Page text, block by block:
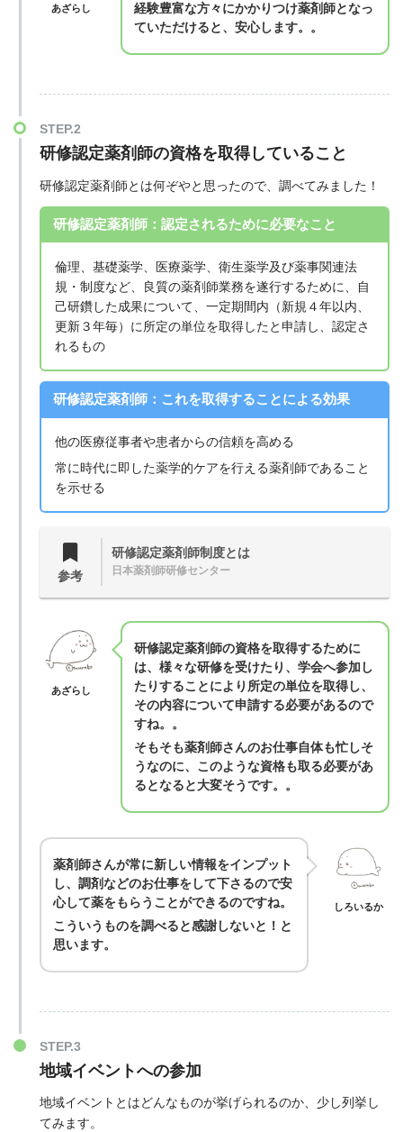
あざらし
経験豊富な方々にかかりつけ薬剤師となっ
ていただけると、安心します。。
研修認定薬剤師の資格を取得していること
研修認定薬剤師とは何ぞやと思ったので、調べてみました！
研修認定薬剤師：認定されるために必要なこと
倫理、基礎薬学、医療薬学、衛生薬学及び薬事関連法
規・制度など、良質の薬剤師業務を遂行するために、自
己研鑽した成果について、一定期間内（新規４年以内、
更新３年毎）に所定の単位を取得したと申請し、認定さ
れるもの
研修認定薬剤師：これを取得することによる効果
他の医療従事者や患者からの信頼を高める
常に時代に即した薬学的ケアを行える薬剤師であること
を示せる
参考
研修認定薬剤師制度とは
日本薬剤師研修センター
あざらし
研修認定薬剤師の資格を取得するために
は、様々な研修を受けたり、学会へ参加し
たりすることにより所定の単位を取得し、
その内容について申請する必要があるので
すね。。
そもそも薬剤師さんのお仕事自体も忙しそ
うなのに、このような資格も取る必要があ
るとなると大変そうです。。
しろいるか
薬剤師さんが常に新しい情報をインプット
し、調剤などのお仕事をして下さるので安
心して薬をもらうことができるのですね。
こういうものを調べると感謝しないと！と
思います。
地域イベントへの参加
地域イベントとはどんなものが挙げられるのか、少し列挙し
てみます。